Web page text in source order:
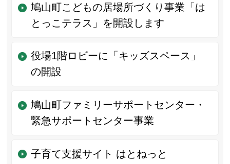
鳩山町こどもの居場所づくり事業「は
とっこテラス」を開設します
役場1階ロビーに「キッズスペース」
の開設
鳩山町ファミリーサポートセンター・
緊急サポートセンター事業
子育て支援サイト はとねっと